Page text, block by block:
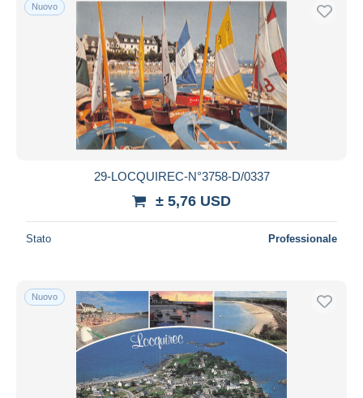
Nuovo
29-LOCQUIREC-N°3758-D/0337
± 5,76 USD
Stato Professionale
Nuovo